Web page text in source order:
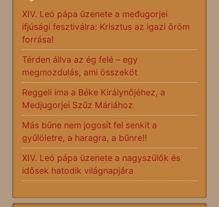
XIV. Leó pápa üzenete a međugorjei
ifjúsági fesztiválra: Krisztus az igazi öröm
forrása!
Térden állva az ég felé – egy
megmozdulás, ami összeköt
Reggeli ima a Béke Királynőjéhez, a
Medjugorjei Szűz Máriához
Más bűne nem jogosít fel senkit a
gyűlöletre, a haragra, a bűnre!!
XIV. Leó pápa üzenete a nagyszülők és
idősek hatodik világnapjára